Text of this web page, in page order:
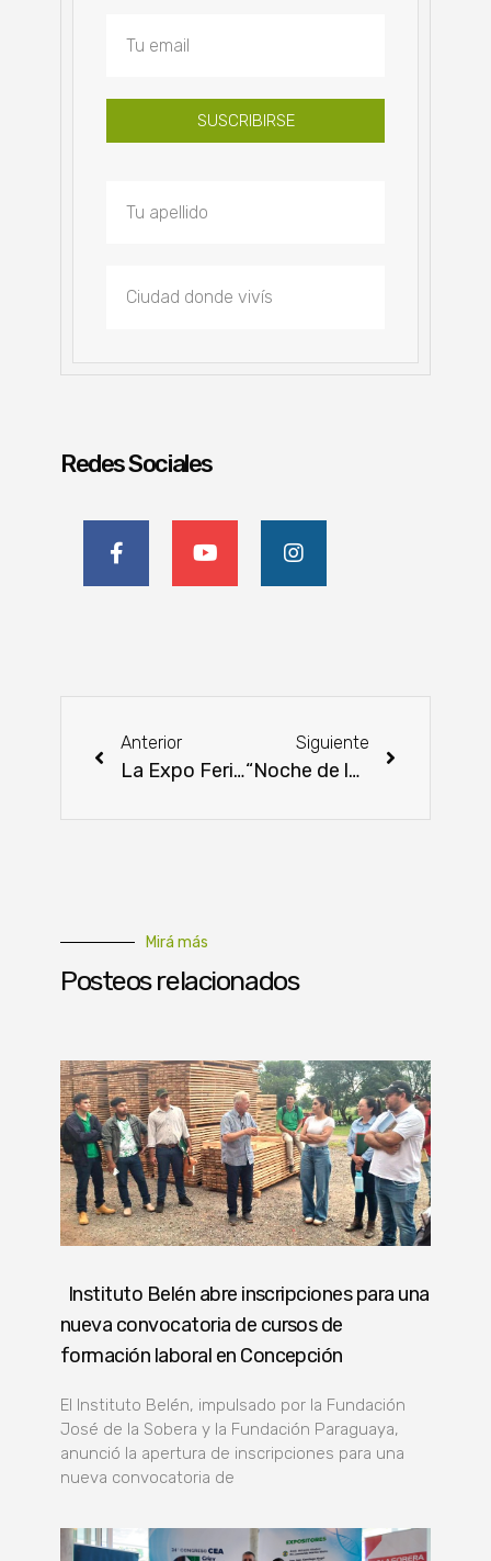
SUSCRIBIRSE
Redes Sociales
Anterior
La Expo Feria «Jakakuaa hagua oñondive» se hará mañana en la Costanera de Encarnación
Siguiente
“Noche de la Carne Paraguaya” en la Expo Universal de Dubái
Mirá más
Posteos relacionados
Instituto Belén abre inscripciones para una
nueva convocatoria de cursos de
formación laboral en Concepción
El Instituto Belén, impulsado por la Fundación
José de la Sobera y la Fundación Paraguaya,
anunció la apertura de inscripciones para una
nueva convocatoria de